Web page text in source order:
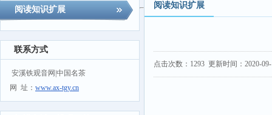
阅读知识扩展
联系方式
安溪铁观音网|中国名茶
网 址： www.ax-tgy.cn
阅读知识扩展
点击次数： 1293 更新时间：2020-